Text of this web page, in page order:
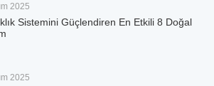
2025
Sistemini Güçlendiren En Etkili 8 Doğal
2025